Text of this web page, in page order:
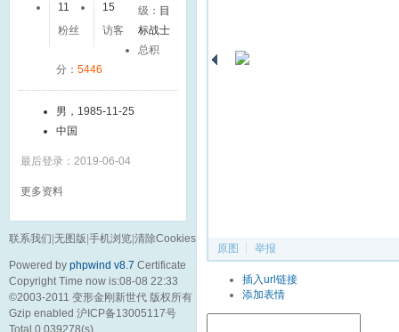
11
粉丝
15
访客
级： 目
标战士
总积
分： 5446
男，1985-11-25
中国
最后登录：2019-06-04
更多资料
原图 ┊ 举报
浏览(610)
插入url链接
添加表情
联系我们 无图版 手机浏览 清除Cookies
Powered by phpwind v8.7 Certificate
Copyright Time now is:08-08 22:33
©2003-2011 变形金刚新世代 版权所有
Gzip enabled 沪ICP备13005117号
Total 0.039278(s)